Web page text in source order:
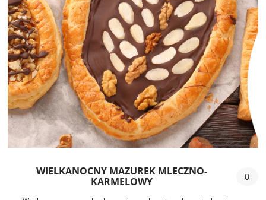
WIELKANOCNY MAZUREK MLECZNO-
KARMELOWY
0